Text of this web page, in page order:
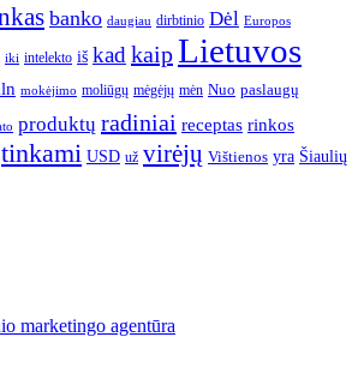
banko daugiau dirbtinio Dėl Europos
iki intelekto iš kad kaipLietuvos
mokėjimo moliūgų mėgėjų mėn Nuo paslaugų
produktų radiniai receptas rinkos
tinkami USD už virėjų Vištienos yra Šiaulių
marketingo agentūra